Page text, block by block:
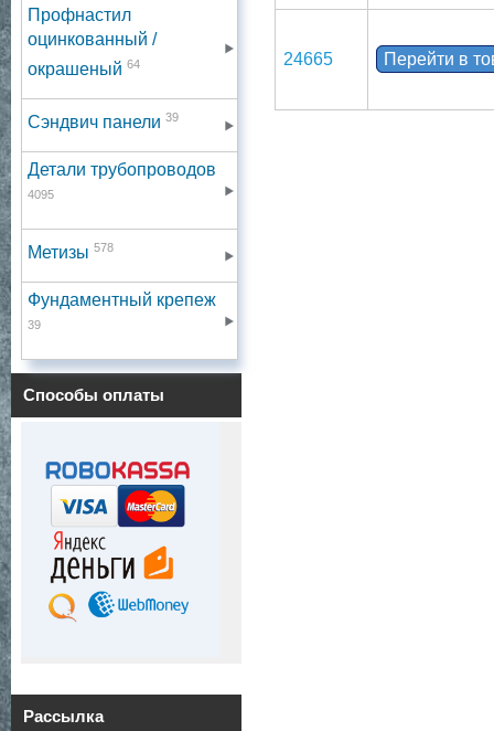
Профнастил
оцинкованный /
окрашеный 64
Сэндвич панели 39
Детали трубопроводов
4095
Метизы 578
Фундаментный крепеж
39
Способы оплаты
Рассылка
24665 Перейти в